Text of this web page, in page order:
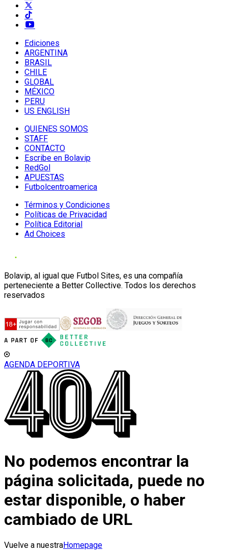
Ediciones
ARGENTINA
BRASIL
CHILE
GLOBAL
MÉXICO
PERU
US ENGLISH
QUIENES SOMOS
STAFF
CONTACTO
Escribe en Bolavip
RedGol
APUESTAS
Futbolcentroamerica
Términos y Condiciones
Políticas de Privacidad
Política Editorial
Ad Choices
Bolavip, al igual que Futbol Sites, es una compañía
perteneciente a Better Collective. Todos los derechos
reservados
AGENDA DEPORTIVA
No podemos encontrar la
página solicitada, puede no
estar disponible, o haber
cambiado de URL
Vuelve a nuestraHomepage